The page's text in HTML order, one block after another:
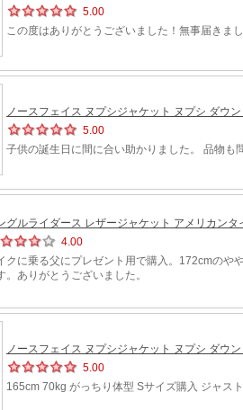
5.00
この度はありがとうございました！無事届きま
ノースフェイス ヌプシジャケット ヌプシ ダウ
5.00
子供の誕生日に間に合い助かりました。 品物
グルライダース レザージャケット アメリカン
4.00
クに乗る父にプレゼント用で購入。172cmのや
。ありがとうございました。
ノースフェイス ヌプシジャケット ヌプシ ダウ
5.00
165cm 70kg がっちり体型 Sサイズ購入 ジャス